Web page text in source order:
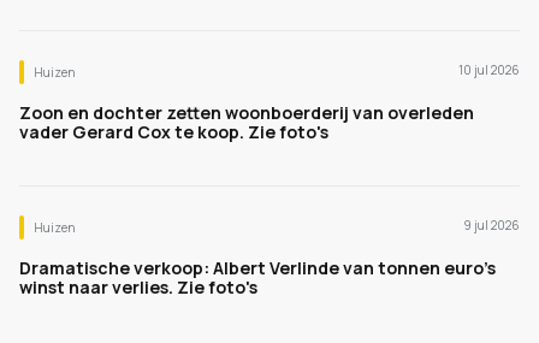
Huizen 10 jul 2026
Zoon en dochter zetten woonboerderij van overleden
vader Gerard Cox te koop. Zie foto's
Huizen 9 jul 2026
Dramatische verkoop: Albert Verlinde van tonnen euro's
winst naar verlies. Zie foto's